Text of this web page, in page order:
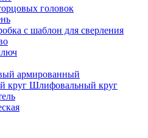
головок
с шаблон для сверления
армированный
Шлифовальный круг